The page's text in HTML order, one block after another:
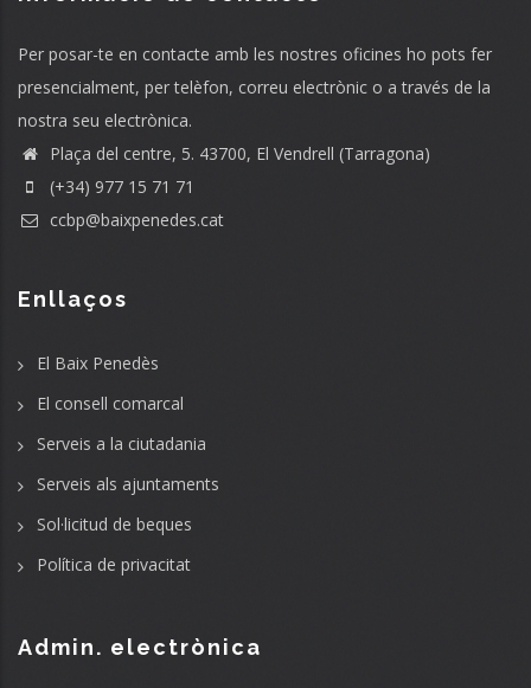
Per posar-te en contacte amb les nostres oficines ho pots fer
presencialment, per telèfon, correu electrònic o a través de la
nostra seu electrònica.
Plaça del centre, 5. 43700, El Vendrell (Tarragona)
(+34) 977 15 71 71
ccbp@baixpenedes.cat
Enllaços
El Baix Penedès
El consell comarcal
Serveis a la ciutadania
Serveis als ajuntaments
Sol·licitud de beques
Política de privacitat
Admin. electrònica